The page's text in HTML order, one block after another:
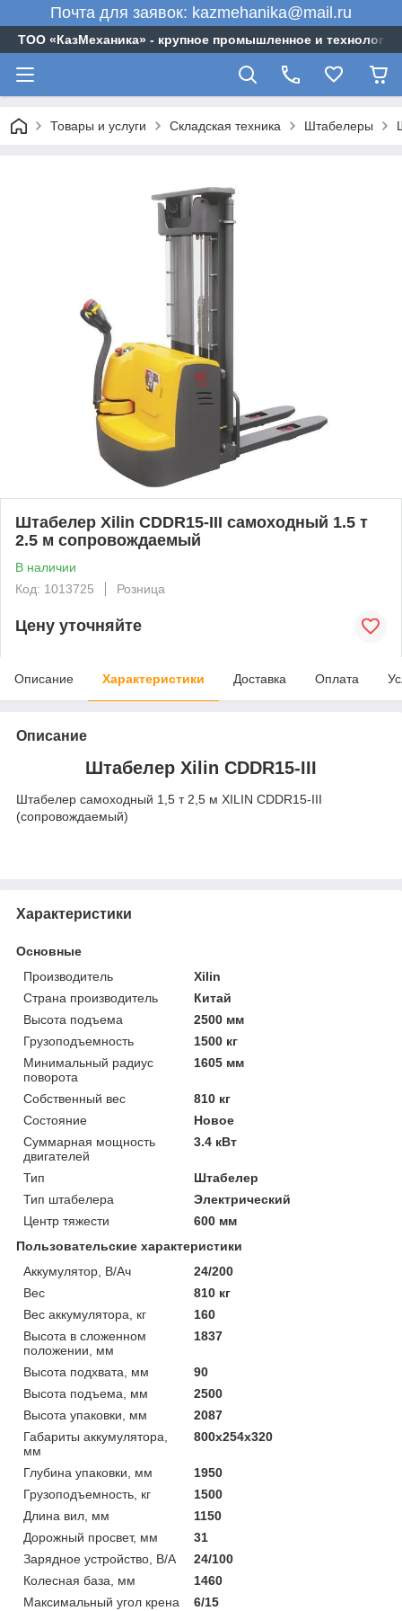
Почта для заявок: kazmehanika@mail.ru
ТОО «‎КазМеханика» - крупное промышленное и
Товары и услуги Складская техника Штабелеры
Штабелер Xilin CDDR15-III самоходный 1.5 т
2.5 м сопровождаемый
В наличии
Код: 1013725
Розница
Цену уточняйте
Описание Характеристики Доставка Оплата
Описание
Штабелер Xilin CDDR15-III
Штабелер самоходный 1,5 т 2,5 м XILIN CDDR15-III
(сопровождаемый)
Характеристики
Основные
Производитель
Xilin
Страна производитель
Китай
Высота подъема
2500 мм
Грузоподъемность
1500 кг
Минимальный радиус
поворота
1605 мм
Собственный вес
810 кг
Состояние
Новое
Суммарная мощность
двигателей
3.4 кВт
Тип
Штабелер
Тип штабелера
Электрический
Центр тяжести
600 мм
Пользовательские характеристики
Аккумулятор, В/Ач
24/200
Вес
810 кг
Вес аккумулятора, кг
160
Высота в сложенном
положении, мм
1837
Высота подхвата, мм
90
Высота подъема, мм
2500
Высота упаковки, мм
2087
Габариты аккумулятора,
мм
800x254x320
Глубина упаковки, мм
1950
Грузоподъемность, кг
1500
Длина вил, мм
1150
Дорожный просвет, мм
31
Зарядное устройство, В/А
24/100
Колесная база, мм
1460
Максимальный угол крена
6/15